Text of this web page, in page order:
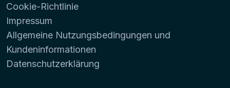
Cookie-Richtlinie
Impressum
Allgemeine Nutzungsbedingungen und
Kundeninformationen
Datenschutzerklärung